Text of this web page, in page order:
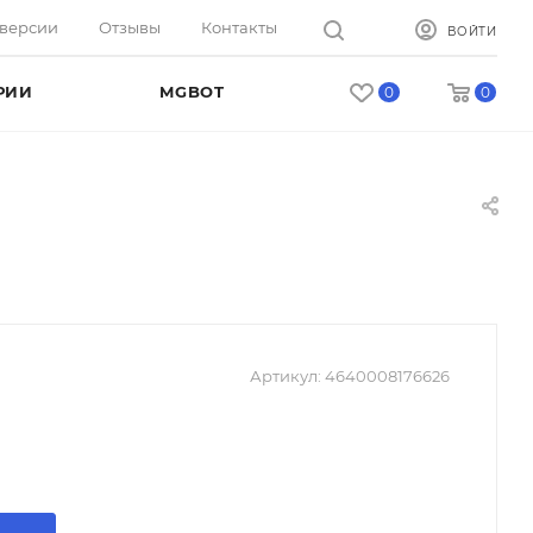
Отзывы Контакты ВОЙТИ
0 0
MGBOT
Артикул: 4640008176626